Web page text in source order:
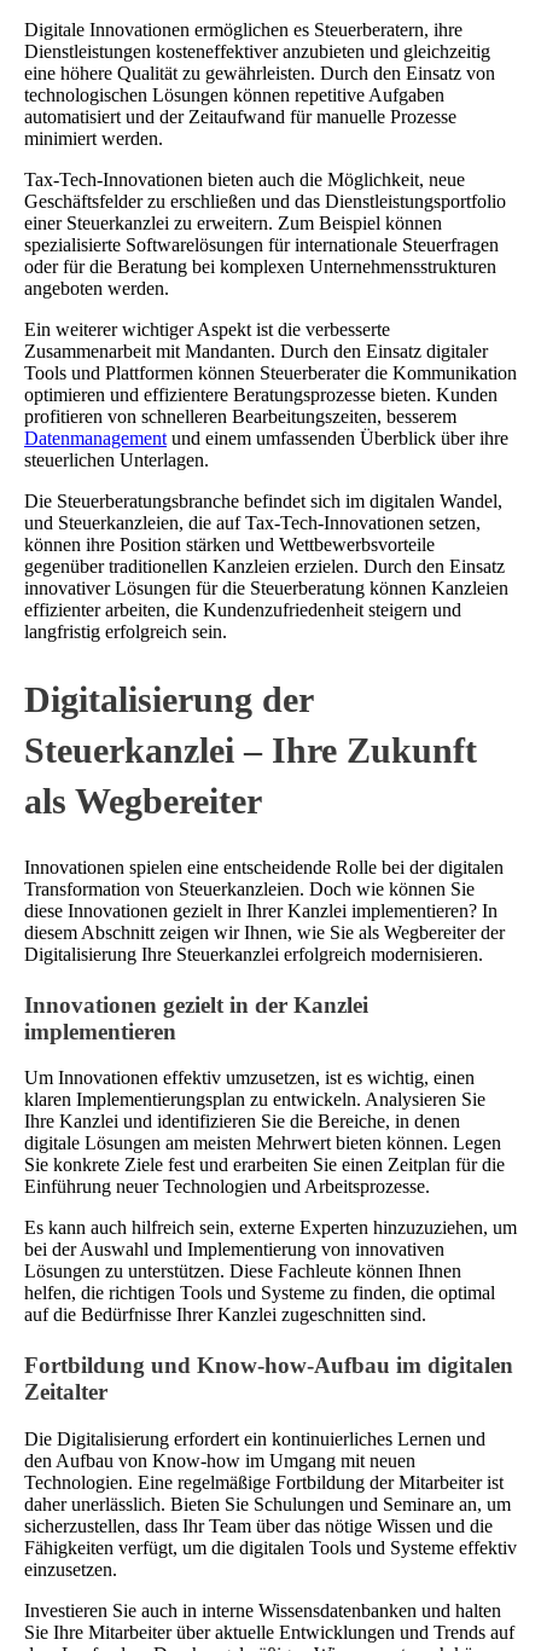
Digitale Innovationen ermöglichen es Steuerberatern, ihre
Dienstleistungen kosteneffektiver anzubieten und gleichzeitig
eine höhere Qualität zu gewährleisten. Durch den Einsatz von
technologischen Lösungen können repetitive Aufgaben
automatisiert und der Zeitaufwand für manuelle Prozesse
minimiert werden.
Tax-Tech-Innovationen bieten auch die Möglichkeit, neue
Geschäftsfelder zu erschließen und das Dienstleistungsportfolio
einer Steuerkanzlei zu erweitern. Zum Beispiel können
spezialisierte Softwarelösungen für internationale Steuerfragen
oder für die Beratung bei komplexen Unternehmensstrukturen
angeboten werden.
Ein weiterer wichtiger Aspekt ist die verbesserte
Zusammenarbeit mit Mandanten. Durch den Einsatz digitaler
Tools und Plattformen können Steuerberater die Kommunikation
optimieren und effizientere Beratungsprozesse bieten. Kunden
profitieren von schnelleren Bearbeitungszeiten, besserem
Datenmanagement und einem umfassenden Überblick über ihre
steuerlichen Unterlagen.
Die Steuerberatungsbranche befindet sich im digitalen Wandel,
und Steuerkanzleien, die auf Tax-Tech-Innovationen setzen,
können ihre Position stärken und Wettbewerbsvorteile
gegenüber traditionellen Kanzleien erzielen. Durch den Einsatz
innovativer Lösungen für die Steuerberatung können Kanzleien
effizienter arbeiten, die Kundenzufriedenheit steigern und
langfristig erfolgreich sein.
Digitalisierung der
Steuerkanzlei – Ihre Zukunft
als Wegbereiter
Innovationen spielen eine entscheidende Rolle bei der digitalen
Transformation von Steuerkanzleien. Doch wie können Sie
diese Innovationen gezielt in Ihrer Kanzlei implementieren? In
diesem Abschnitt zeigen wir Ihnen, wie Sie als Wegbereiter der
Digitalisierung Ihre Steuerkanzlei erfolgreich modernisieren.
Innovationen gezielt in der Kanzlei
implementieren
Um Innovationen effektiv umzusetzen, ist es wichtig, einen
klaren Implementierungsplan zu entwickeln. Analysieren Sie
Ihre Kanzlei und identifizieren Sie die Bereiche, in denen
digitale Lösungen am meisten Mehrwert bieten können. Legen
Sie konkrete Ziele fest und erarbeiten Sie einen Zeitplan für die
Einführung neuer Technologien und Arbeitsprozesse.
Es kann auch hilfreich sein, externe Experten hinzuzuziehen, um
bei der Auswahl und Implementierung von innovativen
Lösungen zu unterstützen. Diese Fachleute können Ihnen
helfen, die richtigen Tools und Systeme zu finden, die optimal
auf die Bedürfnisse Ihrer Kanzlei zugeschnitten sind.
Fortbildung und Know-how-Aufbau im digitalen
Zeitalter
Die Digitalisierung erfordert ein kontinuierliches Lernen und
den Aufbau von Know-how im Umgang mit neuen
Technologien. Eine regelmäßige Fortbildung der Mitarbeiter ist
daher unerlässlich. Bieten Sie Schulungen und Seminare an, um
sicherzustellen, dass Ihr Team über das nötige Wissen und die
Fähigkeiten verfügt, um die digitalen Tools und Systeme effektiv
einzusetzen.
Investieren Sie auch in interne Wissensdatenbanken und halten
Sie Ihre Mitarbeiter über aktuelle Entwicklungen und Trends auf